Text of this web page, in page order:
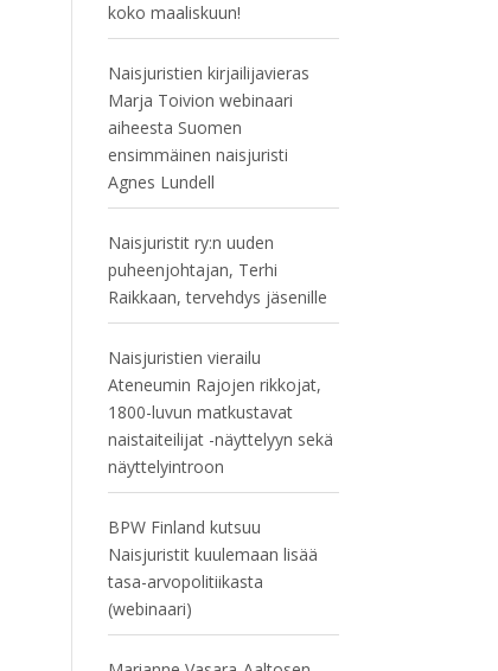
koko maaliskuun!
Naisjuristien kirjailijavieras
Marja Toivion webinaari
aiheesta Suomen
ensimmäinen naisjuristi
Agnes Lundell
Naisjuristit ry:n uuden
puheenjohtajan, Terhi
Raikkaan, tervehdys jäsenille
Naisjuristien vierailu
Ateneumin Rajojen rikkojat,
1800-luvun matkustavat
naistaiteilijat -näyttelyyn sekä
näyttelyintroon
BPW Finland kutsuu
Naisjuristit kuulemaan lisää
tasa-arvopolitiikasta
(webinaari)